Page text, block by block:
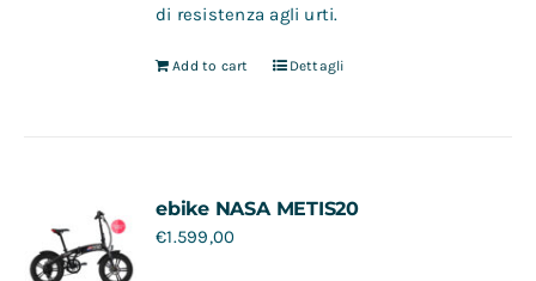
di resistenza agli urti.
Add to cart Dettagli
ebike NASA METIS20
€1.599,00